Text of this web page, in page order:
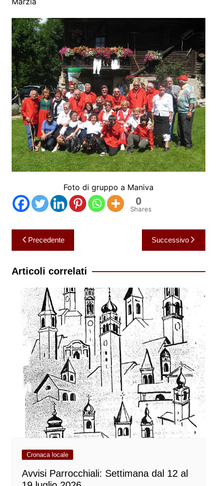
Foto di gruppo a Maniva
0
Shares
Navigazione
articoli
Precedente Successivo
Articoli correlati
Cronaca locale
Avvisi Parrocchiali: Settimana dal 12 al